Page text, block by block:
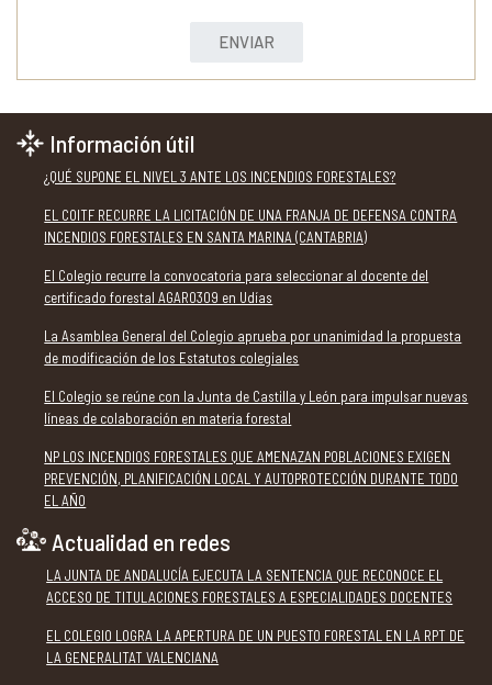
ENVIAR
Información útil
¿QUÉ SUPONE EL NIVEL 3 ANTE LOS INCENDIOS FORESTALES?
EL COITF RECURRE LA LICITACIÓN DE UNA FRANJA DE DEFENSA CONTRA
INCENDIOS FORESTALES EN SANTA MARINA (CANTABRIA)
El Colegio recurre la convocatoria para seleccionar al docente del
certificado forestal AGAR0309 en Udías
La Asamblea General del Colegio aprueba por unanimidad la propuesta
de modificación de los Estatutos colegiales
El Colegio se reúne con la Junta de Castilla y León para impulsar nuevas
líneas de colaboración en materia forestal
NP LOS INCENDIOS FORESTALES QUE AMENAZAN POBLACIONES EXIGEN
PREVENCIÓN, PLANIFICACIÓN LOCAL Y AUTOPROTECCIÓN DURANTE TODO
EL AÑO
Actualidad en redes
LA JUNTA DE ANDALUCÍA EJECUTA LA SENTENCIA QUE RECONOCE EL
ACCESO DE TITULACIONES FORESTALES A ESPECIALIDADES DOCENTES
EL COLEGIO LOGRA LA APERTURA DE UN PUESTO FORESTAL EN LA RPT DE
LA GENERALITAT VALENCIANA